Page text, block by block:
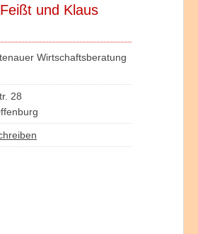
und Klaus
Wirtschaftsberatung
28